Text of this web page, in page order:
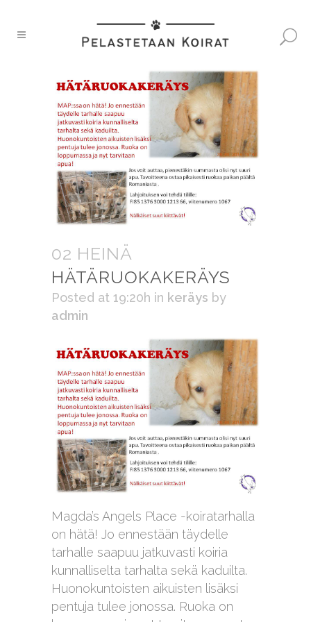
02 HEINÄ
HÄTÄRUOKAKERÄYS
Posted at 19:20h in keräys by
admin
Magda’s Angels Place -koiratarhalla
on hätä! Jo ennestään täydelle
tarhalle saapuu jatkuvasti koiria
kunnalliselta tarhalta sekä kaduilta.
Huonokuntoisten aikuisten lisäksi
pentuja tulee jonossa. Ruoka on